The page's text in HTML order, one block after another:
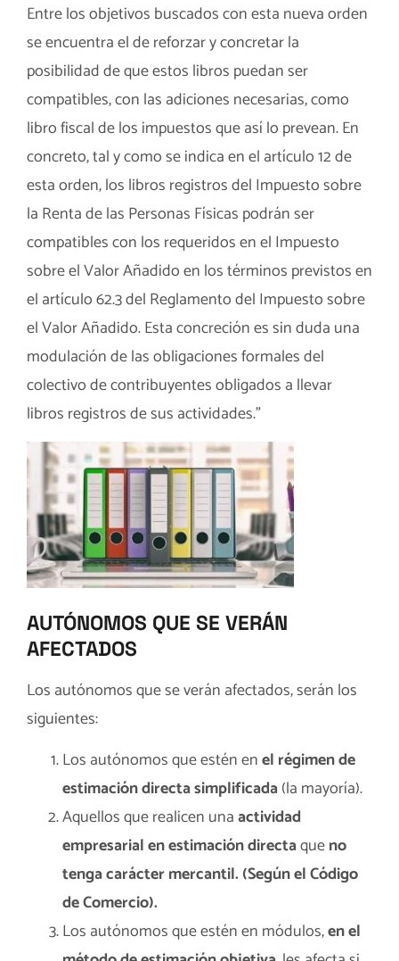
Entre los objetivos buscados con esta nueva orden
se encuentra el de reforzar y concretar la
posibilidad de que estos libros puedan ser
compatibles, con las adiciones necesarias, como
libro fiscal de los impuestos que así lo prevean. En
concreto, tal y como se indica en el artículo 12 de
esta orden, los libros registros del Impuesto sobre
la Renta de las Personas Físicas podrán ser
compatibles con los requeridos en el Impuesto
sobre el Valor Añadido en los términos previstos en
el artículo 62.3 del Reglamento del Impuesto sobre
el Valor Añadido. Esta concreción es sin duda una
modulación de las obligaciones formales del
colectivo de contribuyentes obligados a llevar
libros registros de sus actividades.”
AUTÓNOMOS QUE SE VERÁN
AFECTADOS
Los autónomos que se verán afectados, serán los
siguientes:
Los autónomos que estén enel régimen de
estimación directa simplificada(la mayoría).
Aquellos que realicen unaactividad
empresarial en estimación directaqueno
tenga carácter mercantil. (Según el Código
de Comercio).
Los autónomos que estén en módulos,en el